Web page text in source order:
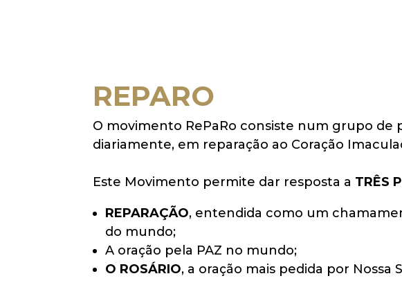
REPARO
O movimento RePaRo consiste num grupo de
diariamente, em reparação ao Coração
Este Movimento permite dar resposta a TRÊS
REPARAÇÃO, entendida como um
do mundo;
A oração pela PAZ no mundo;
O ROSÁRIO, a oração mais pedida por Nossa